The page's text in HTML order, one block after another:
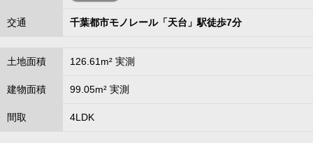
交通 千葉都市モノレール「天台」駅徒歩7分
土地面積 126.61m² 実測
建物面積 99.05m² 実測
間取 4LDK